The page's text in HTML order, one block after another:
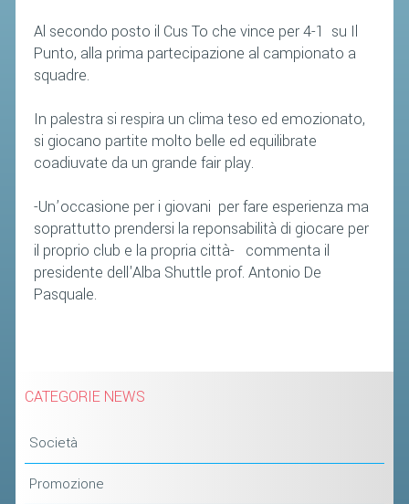
Al secondo posto il Cus To che vince per 4-1 su Il
Punto, alla prima partecipazione al campionato a
squadre.
In palestra si respira un clima teso ed emozionato,
si giocano partite molto belle ed equilibrate
coadiuvate da un grande fair play.
-Un’occasione per i giovani per fare esperienza ma
soprattutto prendersi la reponsabilità di giocare per
il proprio club e la propria città- commenta il
presidente dell'Alba Shuttle prof. Antonio De
Pasquale.
CATEGORIE NEWS
Società
Promozione